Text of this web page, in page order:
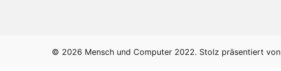
© 2026 Mensch und Computer 2022. Stolz präsentiert von